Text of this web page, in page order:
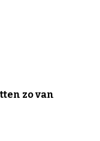
zo van